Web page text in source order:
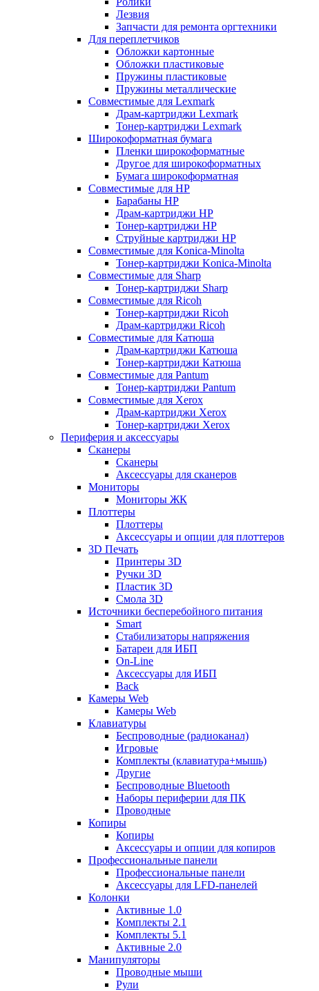
Лезвия
Запчасти для ремонта оргтехники
Для переплетчиков
Обложки картонные
Обложки пластиковые
Пружины пластиковые
Пружины металлические
Совместимые для Lexmark
Драм-картриджи Lexmark
Тонер-картриджи Lexmark
Широкоформатная бумага
Пленки широкоформатные
Другое для широкоформатных
Бумага широкоформатная
Совместимые для HP
Барабаны HP
Драм-картриджи HP
Тонер-картриджи HP
Струйные картриджи HP
Совместимые для Konica-Minolta
Тонер-картриджи Konica-Minolta
Совместимые для Sharp
Тонер-картриджи Sharp
Совместимые для Ricoh
Тонер-картриджи Ricoh
Драм-картриджи Ricoh
Совместимые для Катюша
Драм-картриджи Катюша
Тонер-картриджи Катюша
Совместимые для Pantum
Тонер-картриджи Pantum
Совместимые для Xerox
Драм-картриджи Xerox
Тонер-картриджи Xerox
Периферия и аксессуары
Сканеры
Сканеры
Аксессуары для сканеров
Мониторы
Мониторы ЖК
Плоттеры
Плоттеры
Аксессуары и опции для плоттеров
3D Печать
Принтеры 3D
Ручки 3D
Пластик 3D
Смола 3D
Источники бесперебойного питания
Smart
Стабилизаторы напряжения
Батареи для ИБП
On-Line
Аксессуары для ИБП
Back
Камеры Web
Камеры Web
Клавиатуры
Беспроводные (радиоканал)
Игровые
Комплекты (клавиатура+мышь)
Другие
Беспроводные Bluetooth
Наборы периферии для ПК
Проводные
Копиры
Копиры
Аксессуары и опции для копиров
Профессиональные панели
Профессиональные панели
Аксессуары для LFD-панелей
Колонки
Активные 1.0
Комплекты 2.1
Комплекты 5.1
Активные 2.0
Манипуляторы
Проводные мыши
Рули